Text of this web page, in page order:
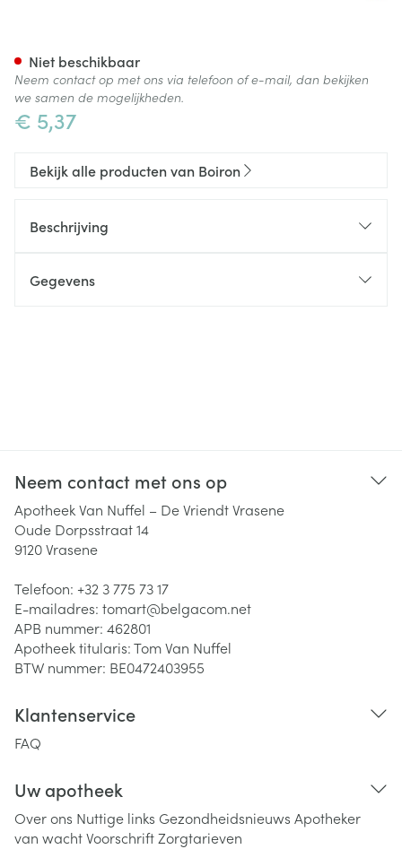
€ 5,37
Niet beschikbaar
Neem contact op met ons via telefoon of e-mail, dan bekijken
we samen de mogelijkheden.
Bekijk alle producten van Boiron
Beschrijving
Gegevens
Neem contact met ons op
Apotheek Van Nuffel – De Vriendt Vrasene
Oude Dorpsstraat 14
9120Vrasene
Telefoon: +32 3 775 73 17
E-mailadres: tomart@belgacom.net
APB nummer: 462801
Apotheek titularis:Tom Van Nuffel
BTW nummer: BE0472403955
Klantenservice
FAQ
Uw apotheek
Over ons Nuttige links Gezondheidsnieuws Apotheker
van wachtVoorschriftZorgtarieven